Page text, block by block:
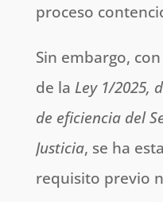
proceso
Sin embargo,
de la Ley 1/2025,
de eficiencia del
Justicia, se ha
requisito previo